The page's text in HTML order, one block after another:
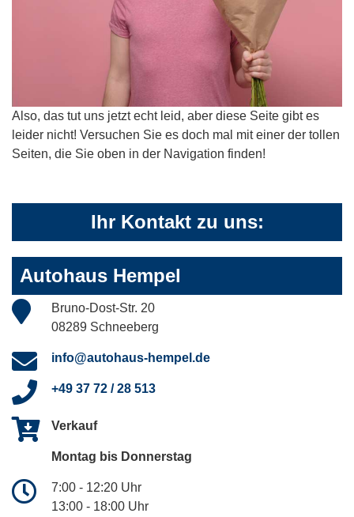
Also, das tut uns jetzt echt leid, aber diese Seite gibt es
leider nicht! Versuchen Sie es doch mal mit einer der tollen
Seiten, die Sie oben in der Navigation finden!
Ihr Kontakt zu uns:
Autohaus Hempel
Bruno-Dost-Str. 20
08289 Schneeberg
info@autohaus-hempel.de
+49 37 72 / 28 513
Verkauf
Montag bis Donnerstag
7:00 - 12:20 Uhr
13:00 - 18:00 Uhr